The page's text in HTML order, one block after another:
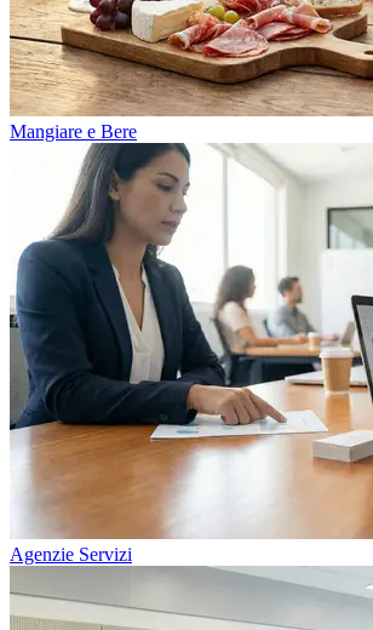
Mangiare e Bere
Agenzie Servizi